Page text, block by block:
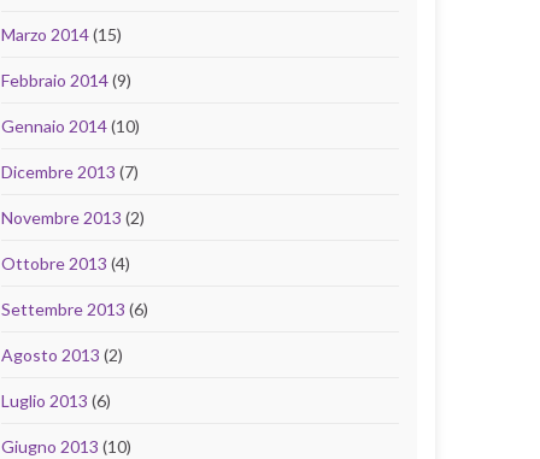
Marzo 2014(15)
Febbraio 2014(9)
Gennaio 2014(10)
Dicembre 2013 (7)
Novembre 2013 (2)
Ottobre 2013 (4)
Settembre 2013 (6)
Agosto 2013 (2)
Luglio 2013 (6)
Giugno 2013 (10)